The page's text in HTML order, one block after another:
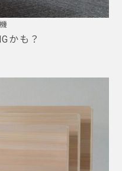
かも？